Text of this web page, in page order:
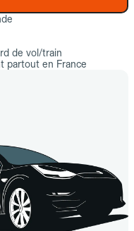
de vol/train
partout en France